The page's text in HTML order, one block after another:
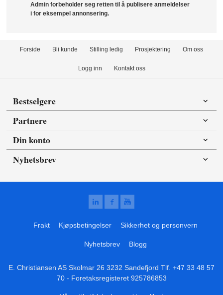
Admin forbeholder seg retten til å publisere anmeldelser
i for eksempel annonsering.
Forside Bli kunde Stilling ledig Prosjektering Om oss
Logg inn Kontakt oss
Bestselgere
Partnere
Din konto
Nyhetsbrev
Frakt Kjøpsbetingelser Sikkerhet og personvern
Nyhetsbrev Blogg
E. Christiansen AS Skolmar 26 3232 Sandefjord Tlf. +47 33 48 57
70- Foretaksregisteret 925786853